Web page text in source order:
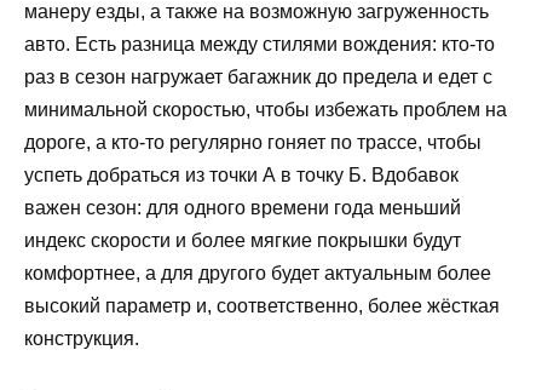
манеру езды, а также на возможную загруженность
авто. Есть разница между стилями вождения: кто-то
раз в сезон нагружает багажник до предела и едет с
минимальной скоростью, чтобы избежать проблем на
дороге, а кто-то регулярно гоняет по трассе, чтобы
успеть добраться из точки А в точку Б. Вдобавок
важен сезон: для одного времени года меньший
индекс скорости и более мягкие покрышки будут
комфортнее, а для другого будет актуальным более
высокий параметр и, соответственно, более жёсткая
конструкция.